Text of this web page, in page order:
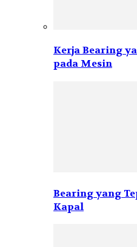
Kerja Bearing
pada Mesin
Bearing yang
Kapal